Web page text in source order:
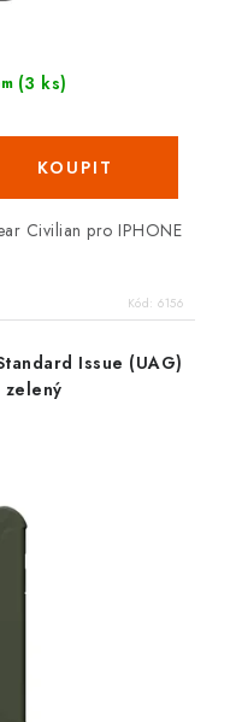
(3 ks)
Civilian pro IPHONE
Kód: 6156
Issue (UAG)
zelený